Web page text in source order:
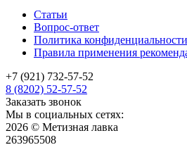
Статьи
Вопрос-ответ
Политика конфиденциальности
Правила применения
+7 (921) 732-57-52
8 (8202) 52-57-52
Заказать звонок
Мы в социальных сетях:
2026 © Метизная лавка
263965508